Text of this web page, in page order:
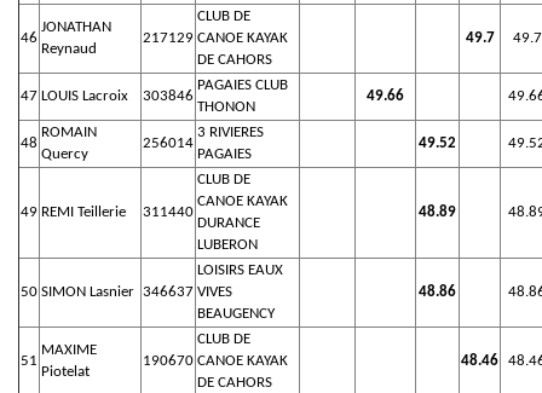
46
JONATHAN
Reynaud
217129
CLUB DE
CANOE KAYAK
DE CAHORS
49.7 49.7
47 LOUIS Lacroix 303846
PAGAIES CLUB
THONON
49.66
48
ROMAIN
Quercy
256014
3 RIVIERES
PAGAIES
49.52
49 REMI Teillerie 311440
CLUB DE
CANOE KAYAK
DURANCE
LUBERON
48.89
50 SIMON Lasnier 346637
LOISIRS EAUX
VIVES
BEAUGENCY
48.86
51
MAXIME
Piotelat
190670
CLUB DE
CANOE KAYAK
DE CAHORS
48.46